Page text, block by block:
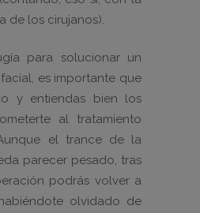
de los cirujanos).
para solucionar un
es importante que
y entiendas bien los
al tratamiento
el trance de la
parecer pesado, tras
podrás volver a
olvidado de